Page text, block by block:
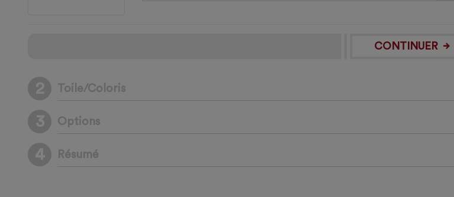
CONTINUER
2 Toile/Coloris
3 Options
4 Résumé